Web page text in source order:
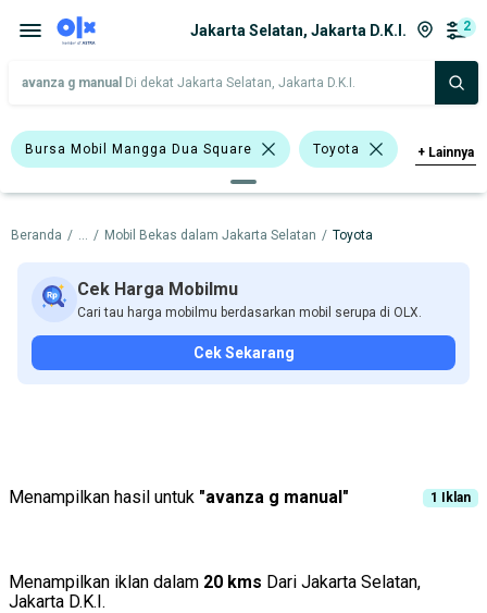
Jakarta Selatan, Jakarta D.K.I. 2
avanza g manual Di dekat Jakarta Selatan, Jakarta D.K.I.
Bursa Mobil Mangga Dua Square Toyota
Harga Merek Dan Model Tahun
Tipe Bodi Tipe Membership
+ Lainnya
Beranda / ... / Mobil Bekas dalam Jakarta Selatan / Toyota
Cek Harga Mobilmu
Cari tau harga mobilmu berdasarkan mobil serupa di OLX.
Cek Sekarang
Menampilkan hasil untuk "avanza g manual" 1 Iklan
Menampilkan iklan dalam 20 kms Dari Jakarta Selatan,
Jakarta D.K.I.